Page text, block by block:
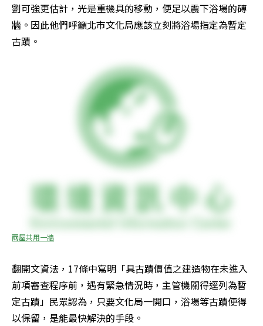
劉可強更估計，光是重機具的移動，便足以震下浴場的磚
牆。因此他們呼籲北市文化局應該立刻將浴場指定為暫定
古蹟。
兩屋共用一牆
翻開文資法，17條中寫明「具古蹟價值之建造物在未進入
前項審查程序前，遇有緊急情況時，主管機關得逕列為暫
定古蹟」民眾認為，只要文化局一開口，浴場等古蹟便得
以保留，是能最快解決的手段。